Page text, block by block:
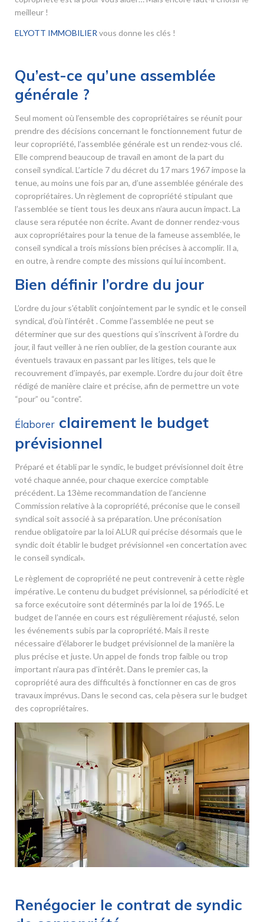
meilleur !
ELYOTT IMMOBILIER vous donne les clés !
Qu’est-ce qu’une assemblée
générale ?
Seul moment où l’ensemble des copropriétaires se réunit pour
prendre des décisions concernant le fonctionnement futur de
leur copropriété, l’assemblée générale est un rendez-vous clé.
Elle comprend beaucoup de travail en amont de la part du
conseil syndical. L’article 7 du décret du 17 mars 1967 impose la
tenue, au moins une fois par an, d’une assemblée générale des
copropriétaires. Un règlement de copropriété stipulant que
l’assemblée se tient tous les deux ans n’aura aucun impact. La
clause sera réputée non écrite. Avant de donner rendez-vous
aux copropriétaires pour la tenue de la fameuse assemblée, le
conseil syndical a trois missions bien précises à accomplir. Il a,
en outre, à rendre compte des missions qui lui incombent.
Bien définir l’ordre du jour
L’ordre du jour s’établit conjointement par le syndic et le conseil
syndical, d’où l’intérêt . Comme l’assemblée ne peut se
déterminer que sur des questions qui s’inscrivent à l’ordre du
jour, il faut veiller à ne rien oublier, de la gestion courante aux
éventuels travaux en passant par les litiges, tels que le
recouvrement d’impayés, par exemple. L’ordre du jour doit être
rédigé de manière claire et précise, afin de permettre un vote
“pour” ou “contre”.
Élaborer clairement le budget
prévisionnel
Préparé et établi par le syndic, le budget prévisionnel doit être
voté chaque année, pour chaque exercice comptable
précédent. La 13ème recommandation de l’ancienne
Commission relative à la copropriété, préconise que le conseil
syndical soit associé à sa préparation. Une préconisation
rendue obligatoire par la loi ALUR qui précise désormais que le
syndic doit établir le budget prévisionnel «en concertation avec
le conseil syndical».
Le règlement de copropriété ne peut contrevenir à cette règle
impérative. Le contenu du budget prévisionnel, sa périodicité et
sa force exécutoire sont déterminés par la loi de 1965. Le
budget de l’année en cours est régulièrement réajusté, selon
les événements subis par la copropriété. Mais il reste
nécessaire d’élaborer le budget prévisionnel de la manière la
plus précise et juste. Un appel de fonds trop faible ou trop
important n’aura pas d’intérêt. Dans le premier cas, la
copropriété aura des difficultés à fonctionner en cas de gros
travaux imprévus. Dans le second cas, cela pèsera sur le budget
des copropriétaires.
Renégocier le contrat de syndic